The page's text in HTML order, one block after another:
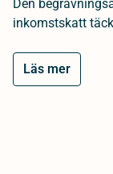
Den
inkomstskatt
Läs mer